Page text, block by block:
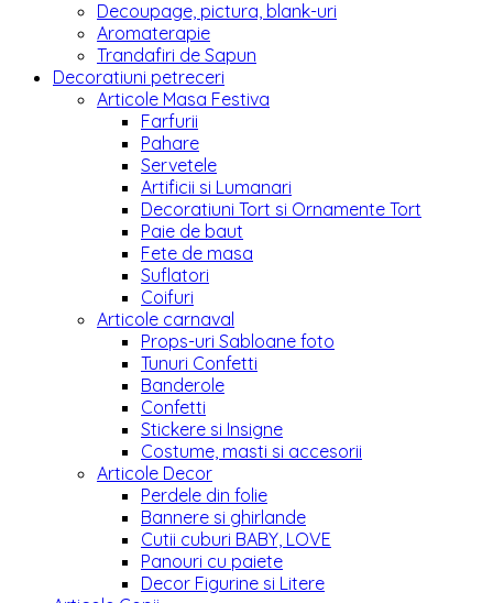
Decoupage, pictura, blank-uri
Aromaterapie
Trandafiri de Sapun
Decoratiuni petreceri
Articole Masa Festiva
Farfurii
Pahare
Servetele
Artificii si Lumanari
Decoratiuni Tort si Ornamente Tort
Paie de baut
Fete de masa
Suflatori
Coifuri
Articole carnaval
Props-uri Sabloane foto
Tunuri Confetti
Banderole
Confetti
Stickere si Insigne
Costume, masti si accesorii
Articole Decor
Perdele din folie
Bannere si ghirlande
Cutii cuburi BABY, LOVE
Panouri cu paiete
Decor Figurine si Litere